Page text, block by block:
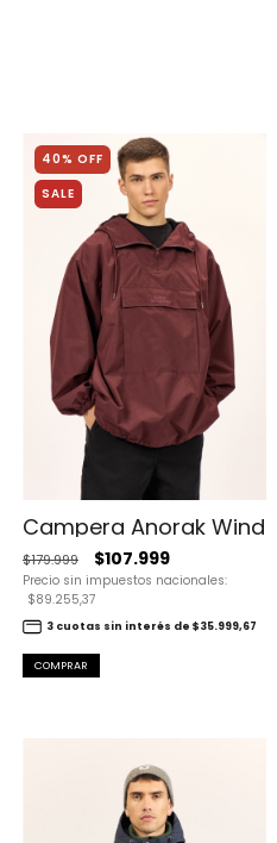
40% OFF
SALE
Campera Anorak Wind
$179.999 $107.999
Precio sin impuestos nacionales:
$89.255,37
3 cuotas sin interés de $35.999,67
COMPRAR